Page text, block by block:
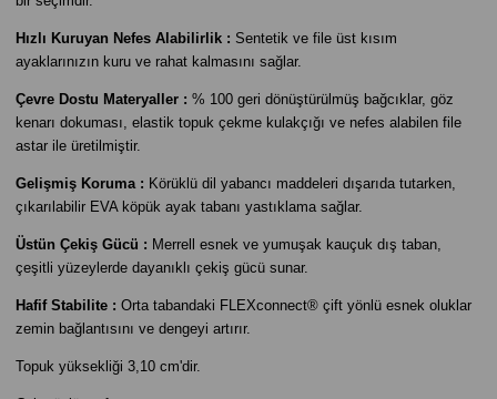
Hızlı Kuruyan Nefes Alabilirlik : Sentetik ve file üst kısım
ayaklarınızın kuru ve rahat kalmasını sağlar.
Çevre Dostu Materyaller : % 100 geri dönüştürülmüş bağcıklar, göz
kenarı dokuması, elastik topuk çekme kulakçığı ve nefes alabilen file
astar ile üretilmiştir.
Gelişmiş Koruma : Körüklü dil yabancı maddeleri dışarıda tutarken,
çıkarılabilir EVA köpük ayak tabanı yastıklama sağlar.
Üstün Çekiş Gücü : Merrell esnek ve yumuşak kauçuk dış taban,
çeşitli yüzeylerde dayanıklı çekiş gücü sunar.
Hafif Stabilite : Orta tabandaki FLEXconnect® çift yönlü esnek oluklar
zemin bağlantısını ve dengeyi artırır.
Topuk yüksekliği 3,10 cm'dir.